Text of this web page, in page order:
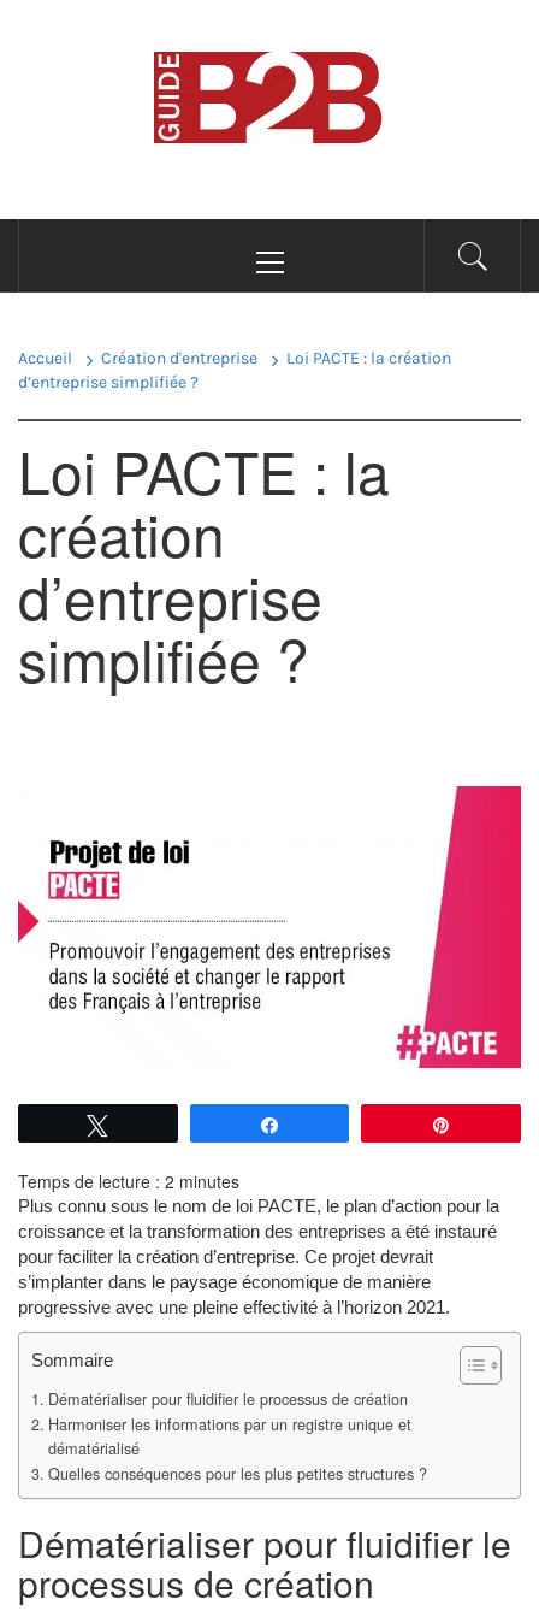
B2B GUIDE
principal
Accueil Création d'entreprise
Loi PACTE : la création
d’entreprise simplifiée ?
Loi PACTE : la
création
d’entreprise
simplifiée ?
Temps de lecture : 2 minutes
Plus connu sous le nom de loi PACTE, le plan d’action pour la
croissance et la transformation des entreprises a été instauré
pour faciliter la création d’entreprise. Ce projet devrait
s’implanter dans le paysage économique de manière
progressive avec une pleine effectivité à l’horizon 2021.
Sommaire
Dématérialiser pour fluidifier le processus de création
Harmoniser les informations par un registre unique et
dématérialisé
Quelles conséquences pour les plus petites structures ?
Dématérialiser pour fluidifier le
processus de création